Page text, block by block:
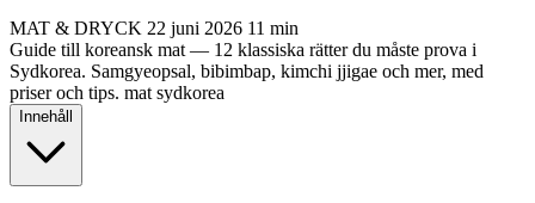
MAT & DRYCK 22 juni 2026 11 min
Guide till koreansk mat — 12 klassiska rätter du måste prova i
Sydkorea. Samgyeopsal, bibimbap, kimchi jjigae och mer, med
priser och tips. mat sydkorea
Innehåll